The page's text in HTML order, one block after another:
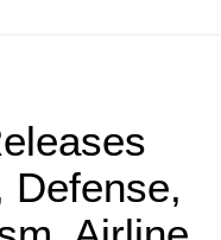
Defense,